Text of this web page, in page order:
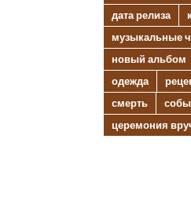
дата релиза
музыкальные
новый альбом
одежда
смерть
церемония